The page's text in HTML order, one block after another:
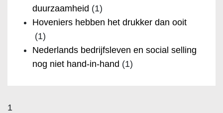
duurzaamheid (1)
Hoveniers hebben het drukker dan ooit
(1)
Nederlands bedrijfsleven en social selling
nog niet hand-in-hand (1)
1